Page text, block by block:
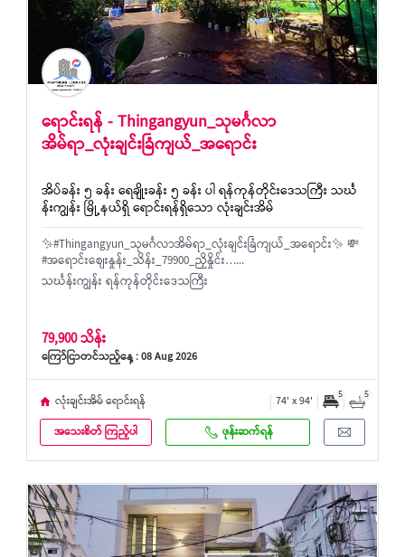
ရောင်းရန် - Thingangyun_သုမင်္ဂလာ
အိမ်ရာ_လုံးချင်းခြံကျယ်_အရောင်း
အိပ်ခန်း ၅ ခန်း ရေချိုးခန်း ၅ ခန်း ပါ ရန်ကုန်တိုင်းဒေသကြီး သင်္ဃ
န်းကျွန်း မြို့နယ်ရှိ ရောင်းရန်ရှိသော လုံးချင်းအိမ်
✨#Thingangyun_သုမင်္ဂလာအိမ်ရာ_လုံးချင်းခြံကျယ်_အရောင်း✨ 💸
#အရောင်းစျေးနှုန်း_သိန်း_79900_ညှိနှိုင်း…...
သင်္ဃန်းကျွန်း ရန်ကုန်တိုင်းဒေသကြီး
79,900 သိန်း
ကြော်ငြာတင်သည့်နေ့ : 08 Aug 2026
လုံးချင်းအိမ် ရောင်းရန် 74' x 94' 5 5
အသေးစိတ် ကြည့်ပါ ဖုန်းဆက်ရန်